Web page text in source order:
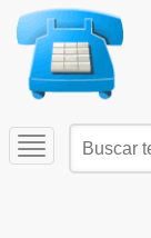
Toggle
navigation